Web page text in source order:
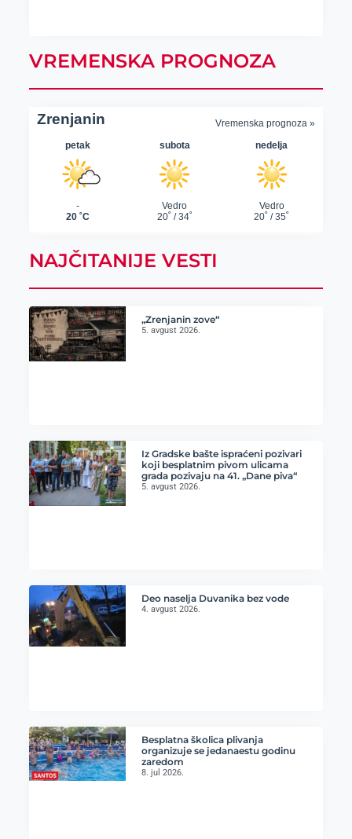
VREMENSKA PROGNOZA
NAJČITANIJE VESTI
„Zrenjanin zove“
5. avgust 2026.
Iz Gradske bašte ispraćeni pozivari
koji besplatnim pivom ulicama
grada pozivaju na 41. „Dane piva“
5. avgust 2026.
Deo naselja Duvanika bez vode
4. avgust 2026.
Besplatna školica plivanja
organizuje se jedanaestu godinu
zaredom
8. jul 2026.